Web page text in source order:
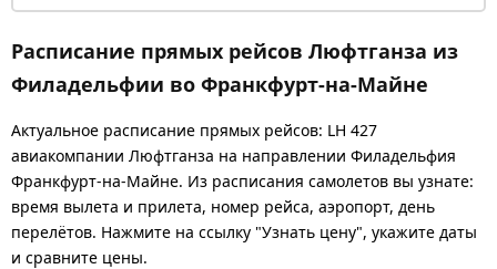
Расписание прямых рейсов Люфтганза из
Филадельфии во Франкфурт-на-Майне
Актуальное расписание прямых рейсов: LH 427
авиакомпании Люфтганза на направлении Филадельфия
Франкфурт-на-Майне. Из расписания самолетов вы узнате:
время вылета и прилета, номер рейса, аэропорт, день
перелётов. Нажмите на ссылку "Узнать цену", укажите даты
и сравните цены.